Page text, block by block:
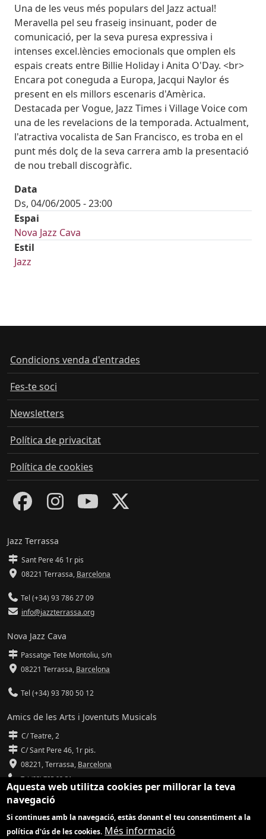
Body
Una de les veus més populars del Jazz actual!
Meravella pel seu fraseig insinuant, poder de
comunicació, per la seva puresa expressiva i
intenses excel.lències emocionals que omplen els
espais creats entre Billie Holiday i Anita O'Day. <br>
Encara pot coneguda a Europa, Jacqui Naylor és
present en els millors escenaris d'Amèrica.
Destacada per Vogue, Jazz Times i Village Voice com
una de les revelacions de la temporada. Actualment,
l'atractiva vocalista de San Francisco, es troba en el
punt més dolç de la seva carrera amb la presentació
de nou treball discogràfic.
Data
Ds, 04/06/2005 - 23:00
Espai
Nova Jazz Cava
Estil
Jazz
Condicions venda d'entrades
Fes-te soci
Newsletters
Política de privacitat
Política de cookies
Jazz Terrassa
Sant Pere 46 1r pis
08221 Terrassa, Barcelona
Tel (+34) 93 786 27 09
info@jazzterrassa.org
Nova Jazz Cava
Passatge Tete Montoliu, s/n
08221 Terrassa, Barcelona
Tel (+34) 93 780 50 12
Amics de les Arts i Joventuts Musicals
C/ Teatre, 2
C/ Sant Pere 46, 1r pis.
08221,Terrassa, Barcelona
Tel (93) 785 92 31
info@amicsdelesarts-jjmm.cat
www.amicsdelesarts-jjmm.cat
Aquesta web utilitza cookies per millorar la teva
navegació
Si continues amb la navegació, estàs donant el teu consentiment a la
política d'ús de les cookies. Més informació